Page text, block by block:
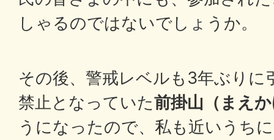
しゃるのではないでしょうか。
その後、警戒レベルも3年ぶりに
禁止となっていた前掛山（まえ
うになったので、私も近いうち